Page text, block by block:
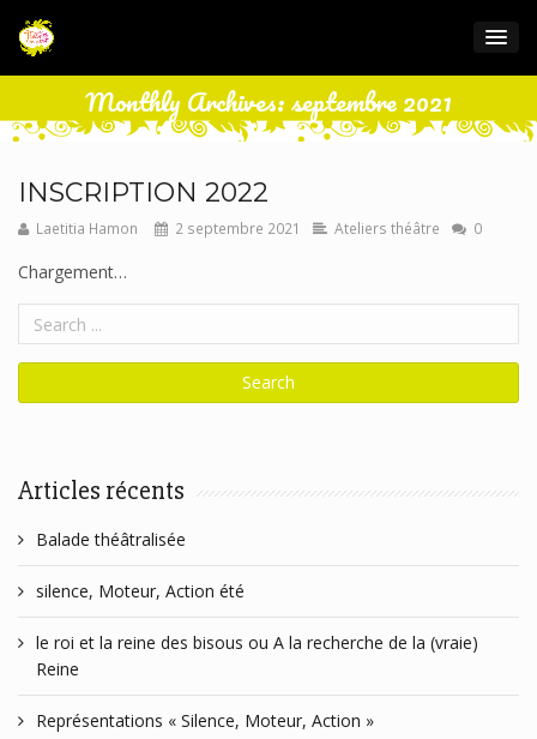
Monthly Archives: septembre 2021
INSCRIPTION 2022
Laetitia Hamon 2 septembre 2021 Ateliers théâtre 0
Chargement…
Articles récents
Balade théâtralisée
silence, Moteur, Action été
le roi et la reine des bisous ou A la recherche de la (vraie)
Reine
Représentations « Silence, Moteur, Action »